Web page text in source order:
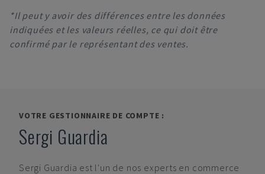
*Il peut y avoir des différences entre les données
indiquées et les valeurs réelles, ce qui doit être
confirmé par le représentant des ventes.
VOTRE GESTIONNAIRE DE COMPTE :
Sergi Guardia
Sergi Guardia est l'un de nos experts en commerce